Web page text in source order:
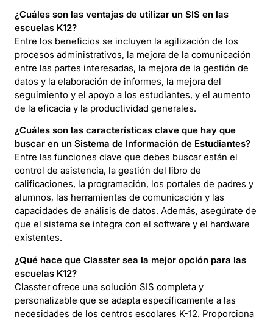
¿Cuáles son las ventajas de utilizar un SIS en las
escuelas K12?
Entre los beneficios se incluyen la agilización de los
procesos administrativos, la mejora de la comunicación
entre las partes interesadas, la mejora de la gestión de
datos y la elaboración de informes, la mejora del
seguimiento y el apoyo a los estudiantes, y el aumento
de la eficacia y la productividad generales.
¿Cuáles son las características clave que hay que
buscar en un Sistema de Información de Estudiantes?
Entre las funciones clave que debes buscar están el
control de asistencia, la gestión del libro de
calificaciones, la programación, los portales de padres y
alumnos, las herramientas de comunicación y las
capacidades de análisis de datos. Además, asegúrate de
que el sistema se integra con el software y el hardware
existentes.
¿Qué hace que Classter sea la mejor opción para las
escuelas K12?
Classter ofrece una solución SIS completa y
personalizable que se adapta específicamente a las
necesidades de los centros escolares K-12. Proporciona